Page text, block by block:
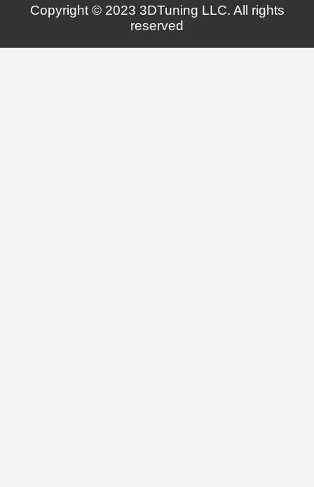
Copyright © 2023 3DTuning LLC. All rights
reserved